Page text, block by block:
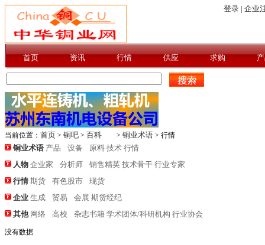
登录 | 企业
首页 资讯 行情 供应 求购
当前位置： 首页 > 铜吧 > 百科 > 铜业术语 > 行情
铜业术语 产品 设备 原料 技术 行情
人物 企业家 分析师 销售精英 技术骨干 行业专家
行情 期货 有色股市
现货
企业 生成 贸易 会展 期货经纪
其他 网络 高校 杂志书籍 学术团体/科研机构 行业协会
没有数据